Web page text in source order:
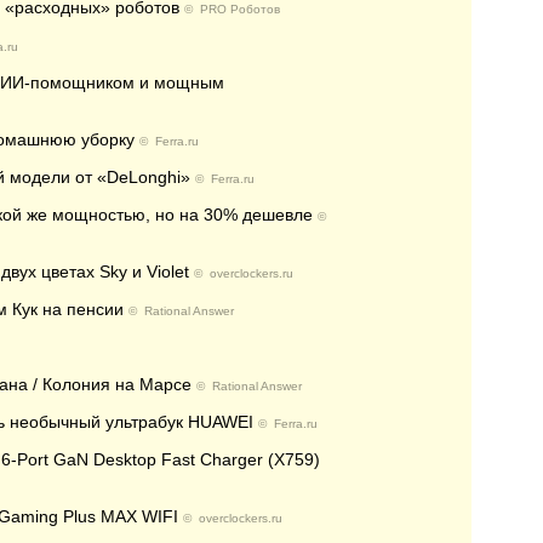
«расходных» роботов © PRO Роботов
ИИ-помощником и мощным
уборку © Ferra.ru
модели от «DeLonghi» © Ferra.ru
же мощностью, но на 30% дешевле ©
цветах Sky и Violet © overclockers.ru
Кук на пенсии © Rational Answer
/ Колония на Марсе © Rational Answer
ультрабук HUAWEI © Ferra.ru
Port GaN Desktop Fast Charger (X759)
Plus MAX WIFI © overclockers.ru